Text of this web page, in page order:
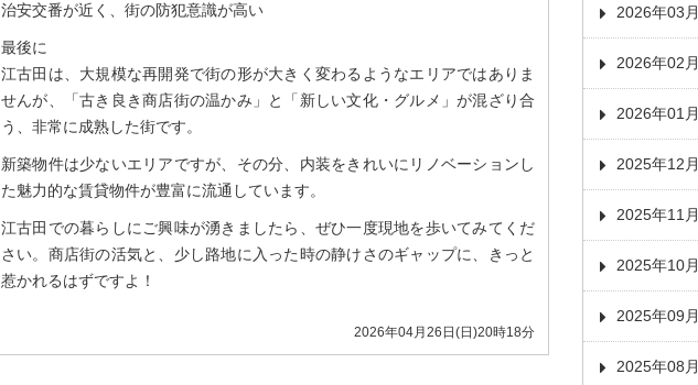
治安交番が近く、街の防犯意識が高い
最後に
江古田は、大規模な再開発で街の形が大きく変わるようなエリアではありま
せんが、「古き良き商店街の温かみ」と「新しい文化・グルメ」が混ざり合
う、非常に成熟した街です。
新築物件は少ないエリアですが、その分、内装をきれいにリノベーションし
た魅力的な賃貸物件が豊富に流通しています。
江古田での暮らしにご興味が湧きましたら、ぜひ一度現地を歩いてみてくだ
さい。商店街の活気と、少し路地に入った時の静けさのギャップに、きっと
惹かれるはずですよ！
2026年04月26日(日)20時18分
2026年03月
2026年02月
2026年01月
2025年12月
2025年11月
2025年10月
2025年09月
2025年08月